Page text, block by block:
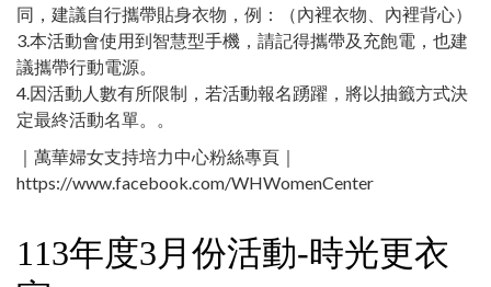
同，建議自行攜帶貼身衣物，例：（內裡衣物、內裡背心）
3.本活動會使用到智慧型手機，請記得攜帶及充飽電，也建
議攜帶行動電源。
4.因活動人數有所限制，若活動報名踴躍，將以抽籤方式決
定最終活動名單。。
｜萬華婦女支持培力中心粉絲專頁｜
https://www.facebook.com/WHWomenCenter